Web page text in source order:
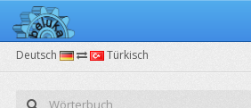
Deutsch Türkisch